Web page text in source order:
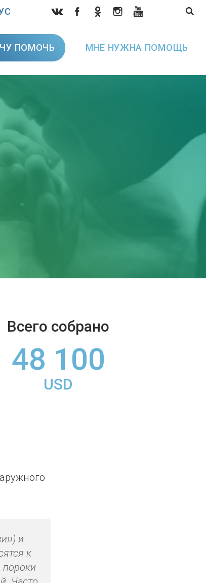
ПОМОЧЬ МНЕ НУЖНА ПОМОЩЬ
Всего собрано
48 100
USD
и
к
пороки